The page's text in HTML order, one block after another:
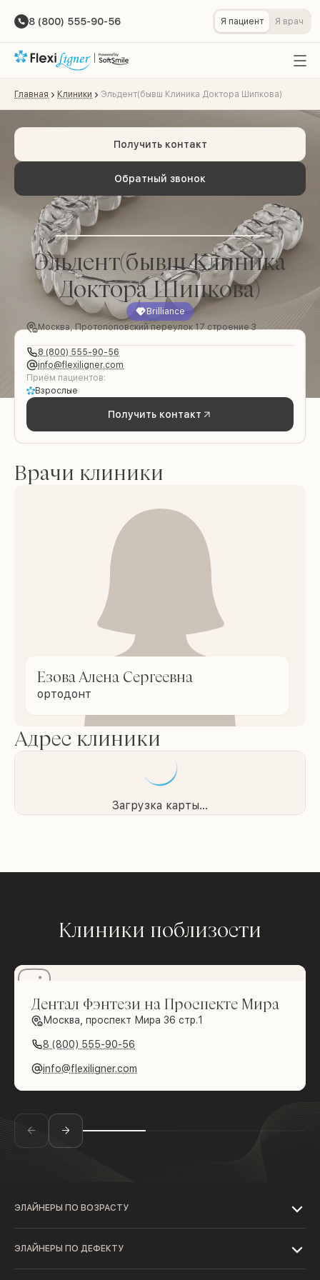
8 (800) 555-90-56 Я пациент Я врач
Главная Клиники Эльдент(бывш Клиника Доктора Шипкова)
Обратный звонок
Получить контакт
Эльдент(бывш Клиника
Доктора Шипкова)
Brilliance
Москва, Протопоповский переулок 17 строение 3
8 (800) 555-90-56
info@flexiligner.com
Приём пациентов:
Взрослые
Получить контакт
Врачи клиники
Езова Алена Сергеевна
ортодонт
Адрес клиники
Загрузка карты...
Клиники поблизости
Дентал Фэнтези на Проспекте Мира
Москва, проспект Мира 36 стр.1
8 (800) 555-90-56
info@flexiligner.com
ЭЛАЙНЕРЫ ПО ВОЗРАСТУ
ЭЛАЙНЕРЫ ПО ДЕФЕКТУ